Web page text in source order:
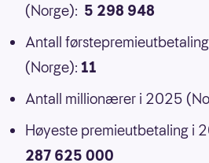
(Norge): 5 298 948
Antall
(Norge): 11
Antall millionærer i 2025
Høyeste premieutbetaling i
287 625 000